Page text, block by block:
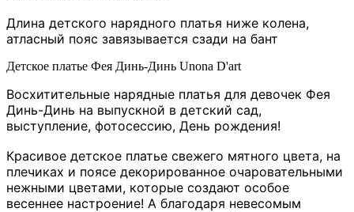
Длина детского нарядного платья ниже колена,
атласный пояс завязывается сзади на бант
Детское платье Фея Динь-Динь Unona D'art
Восхитительные нарядные платья для девочек Фея
Динь-Динь на выпускной в детский сад,
выступление, фотосессию, День рождения!
Красивое детское платье свежего мятного цвета, на
плечиках и поясе декорированное очаровательными
нежными цветами, которые создают особое
весеннее настроение! А благодаря невесомым